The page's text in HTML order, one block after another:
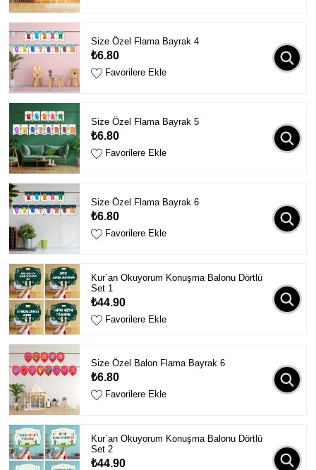
Size Özel Flama Bayrak 4
₺6.80
Favorilere Ekle
Size Özel Flama Bayrak 5
₺6.80
Favorilere Ekle
Size Özel Flama Bayrak 6
₺6.80
Favorilere Ekle
Kur`an Okuyorum Konuşma Balonu Dörtlü
Set 1
₺44.90
Favorilere Ekle
Size Özel Balon Flama Bayrak 6
₺6.80
Favorilere Ekle
Kur`an Okuyorum Konuşma Balonu Dörtlü
Set 2
₺44.90